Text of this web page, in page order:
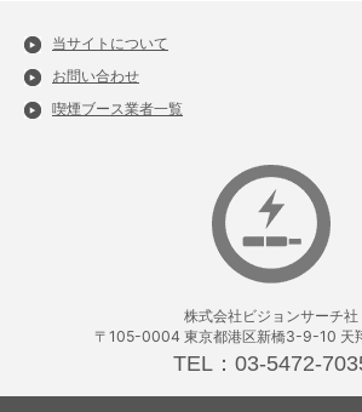
当サイトについて
お問い合わせ
喫煙ブース業者一覧
株式会社ビジョンサーチ社
〒105-0004 東京都港区新橋3-9-10 天
TEL：03-5472-